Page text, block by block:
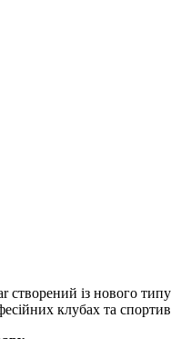
із нового
клубах та